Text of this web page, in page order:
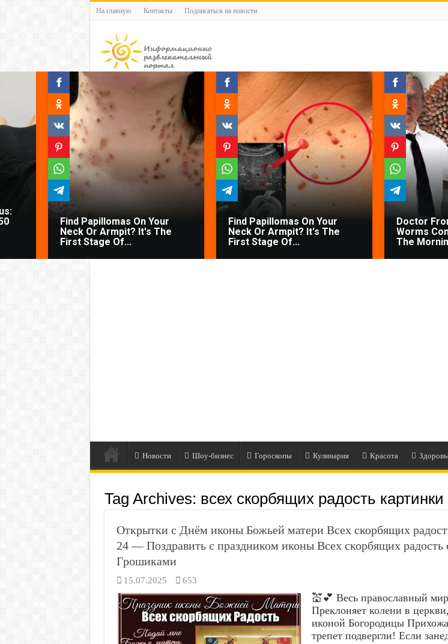
На главную Контакты Подписаться на новости
Find Papillomas On Your
Neck Or Armpit? It's The
First Stage Of...
Find Papillomas On Your
Neck Or Armpit? It's The
First Stage Of...
Doctor
Worms
The
Новости Шоу-бизнес Гороскопы Кулинария Красота
Tag Archives: всех скорбящих радость картинки
Открытки с Днём иконы Божьей матери Всех скорбящих
24 — Поздравить с праздником иконы Всех скорбящих радость
Грошиками
15.07.2025 653
💒💕 Весь православный мир
Преклоняет колени в
иконой Богородицы
трепет подвергли! Если